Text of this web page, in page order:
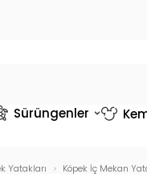
Sürüngenler
Yatakları Köpek İç Mekan